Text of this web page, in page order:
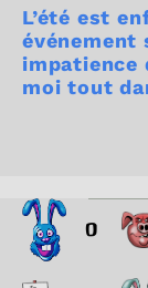
L’été est
événement
impatience
moi tout
0